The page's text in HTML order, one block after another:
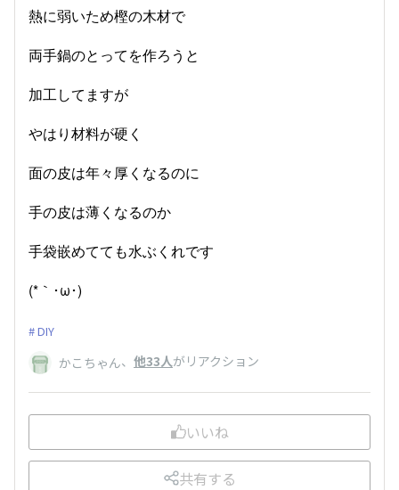
熱に弱いため樫の木材で
両手鍋のとってを作ろうと
加工してますが
やはり材料が硬く
面の皮は年々厚くなるのに
手の皮は薄くなるのか
手袋嵌めてても水ぶくれです
(*｀･ω･)ゞ
DIY
かこちゃん、 他33人がリアクション
いいね
共有する